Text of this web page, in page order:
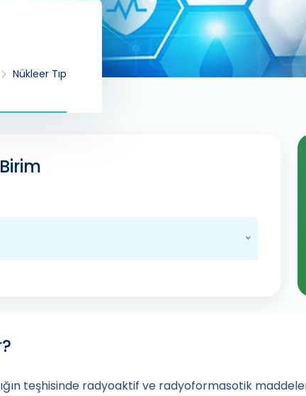
Nükleer Tıp
teşhisinde radyoaktif ve radyoformasotik